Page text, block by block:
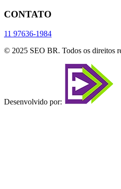
CONTATO
11 97636-1984
© 2025 SEO BR. Todos os direitos
Desenvolvido por: